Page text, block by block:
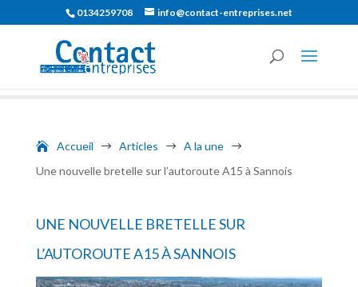
0134259708 info@contact-entreprises.net
Accueil $ Articles $ A la une $
Une nouvelle bretelle sur l’autoroute A15 à Sannois
UNE NOUVELLE BRETELLE SUR
L’AUTOROUTE A15 À SANNOIS